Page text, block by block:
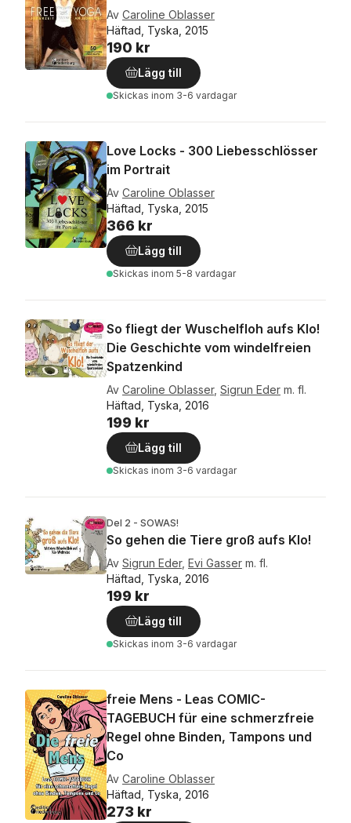
Av Caroline Oblasser
Häftad, Tyska, 2015
190 kr
Lägg till
Skickas inom 3-6 vardagar
Love Locks - 300 Liebesschlösser
im Portrait
Av Caroline Oblasser
Häftad, Tyska, 2015
366 kr
Lägg till
Skickas inom 5-8 vardagar
So fliegt der Wuschelfloh aufs Klo!
Die Geschichte vom windelfreien
Spatzenkind
Av Caroline Oblasser, Sigrun Eder m. fl.
Häftad, Tyska, 2016
199 kr
Lägg till
Skickas inom 3-6 vardagar
Del 2 - SOWAS!
So gehen die Tiere groß aufs Klo!
Av Sigrun Eder, Evi Gasser m. fl.
Häftad, Tyska, 2016
199 kr
Lägg till
Skickas inom 3-6 vardagar
freie Mens - Leas COMIC-
TAGEBUCH für eine schmerzfreie
Regel ohne Binden, Tampons und
Co
Av Caroline Oblasser
Häftad, Tyska, 2016
273 kr